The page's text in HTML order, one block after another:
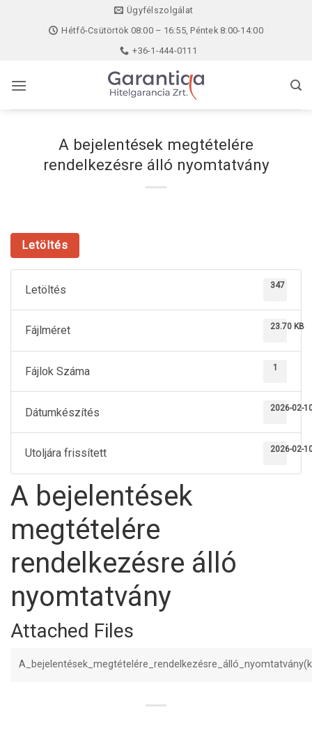
Ügyfélszolgálat
Hétfő-Csütörtök 08:00 – 16:55, Péntek 8:00-14:00
+36-1-444-0111
A bejelentések megtételére
rendelkezésre álló nyomtatvány
Letöltés
Letöltés 347
Fájlméret 23.70 KB
Fájlok Száma 1
Dátumkészítés 2026-02-
Utoljára frissített 2026-02-
A bejelentések
megtételére
rendelkezésre álló
nyomtatvány
Attached Files